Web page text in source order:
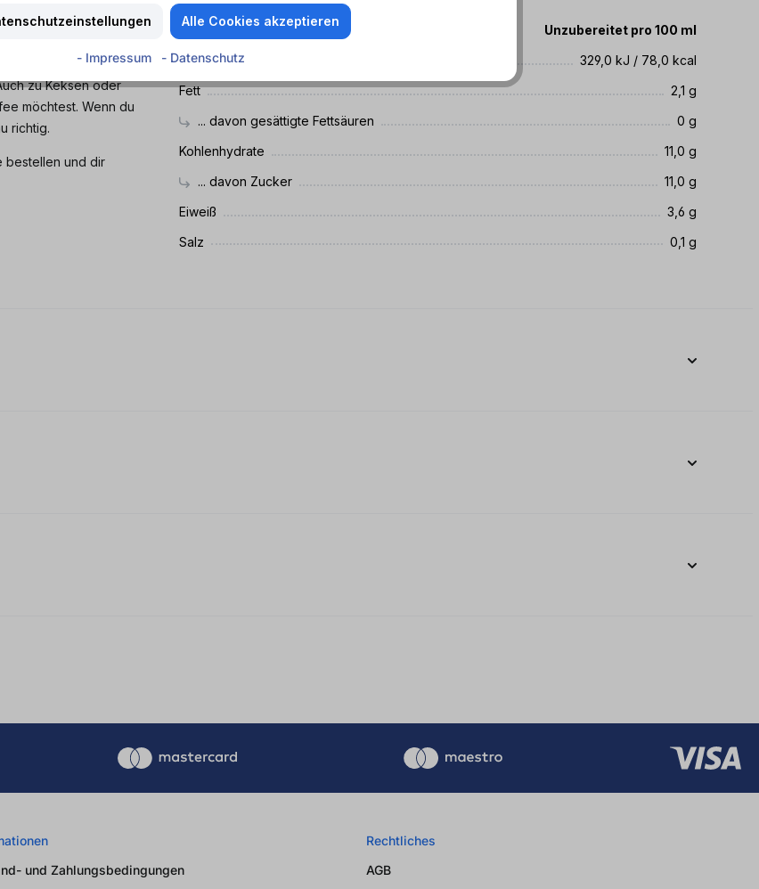
der schnelle und
nach der Schule
zu Keksen oder
möchtest. Wenn du
richtig.
bestellen und dir
Durchschnittliche Nährwerte
Unzubereitet pro 100 ml
Energie
329,0 kJ / 78,0 kcal
Fett
2,1 g
... davon gesättigte Fettsäuren
0 g
Kohlenhydrate
11,0 g
... davon Zucker
11,0 g
Eiweiß
3,6 g
Salz
0,1 g
und Zahlungsbedingungen
Rechtliches
AGB
Alle Cookies akzeptieren
- Impressum - Datenschutz